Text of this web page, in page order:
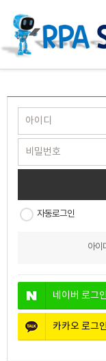
자동로그인
아이
네이버 로그인
카카오로그인